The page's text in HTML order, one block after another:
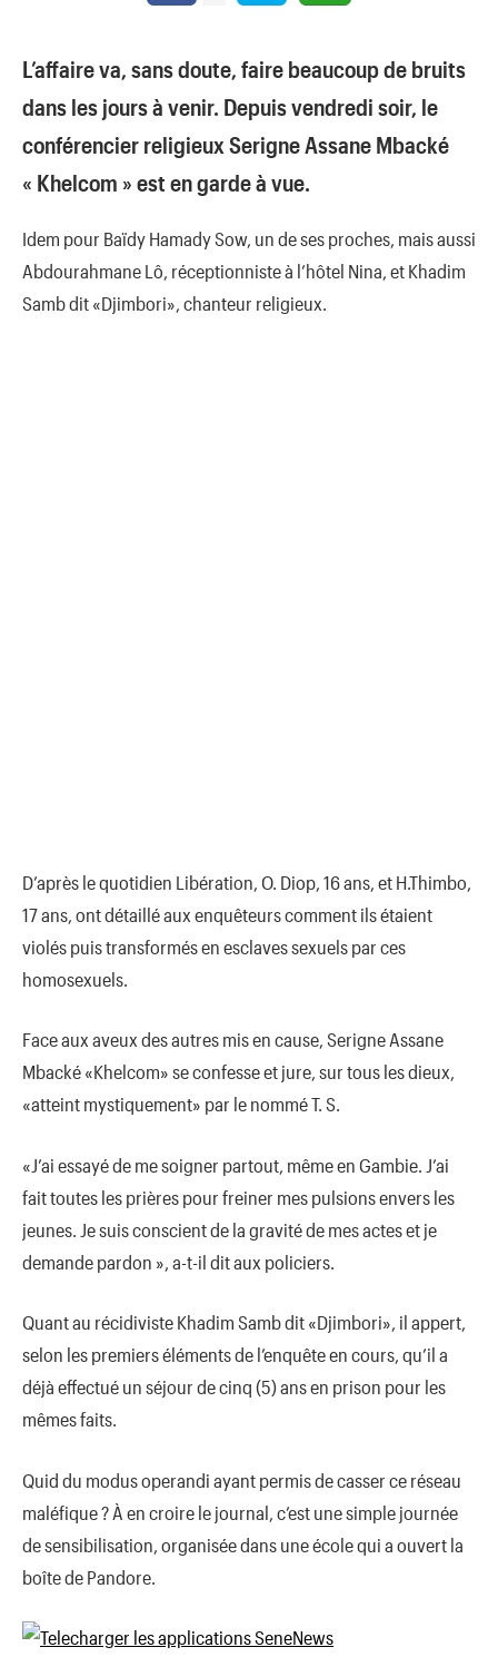
L’affaire va, sans doute, faire beaucoup de bruits
dans les jours à venir. Depuis vendredi soir, le
conférencier religieux Serigne Assane Mbacké
« Khelcom » est en garde à vue.
Idem pour Baïdy Hamady Sow, un de ses proches, mais aussi
Abdourahmane Lô, réceptionniste à l’hôtel Nina, et Khadim
Samb dit «Djimbori», chanteur religieux.
D’après le quotidien Libération, O. Diop, 16 ans, et H.Thimbo,
17 ans, ont détaillé aux enquêteurs comment ils étaient
violés puis transformés en esclaves sexuels par ces
homosexuels.
Face aux aveux des autres mis en cause, Serigne Assane
Mbacké «Khelcom» se confesse et jure, sur tous les dieux,
«atteint mystiquement» par le nommé T. S.
«J’ai essayé de me soigner partout, même en Gambie. J’ai
fait toutes les prières pour freiner mes pulsions envers les
jeunes. Je suis conscient de la gravité de mes actes et je
demande pardon », a-t-il dit aux policiers.
Quant au récidiviste Khadim Samb dit «Djimbori», il appert,
selon les premiers éléments de l’enquête en cours, qu’il a
déjà effectué un séjour de cinq (5) ans en prison pour les
mêmes faits.
Quid du modus operandi ayant permis de casser ce réseau
maléfique ? À en croire le journal, c’est une simple journée
de sensibilisation, organisée dans une école qui a ouvert la
boîte de Pandore.